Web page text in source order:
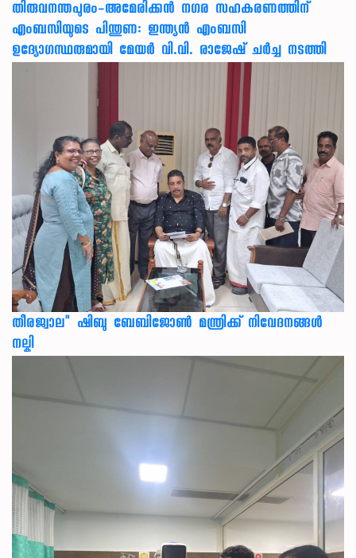
തിരുവനന്തപുരം-അമേരിക്കന്‍ നഗര സഹകരണത്തിന്
എംബസിയുടെ പിന്തുണ: ഇന്ത്യന്‍ എംബസി
ഉദ്യോഗസ്ഥരുമായി മേയര്‍ വി.വി. രാജേഷ് ചര്‍ച്ച നടത്തി
തീരജ്വാല" ഷിബു ബേബിജോൺ മന്ത്രിക്ക് നിവേദനങ്ങള്‍
നല്കി